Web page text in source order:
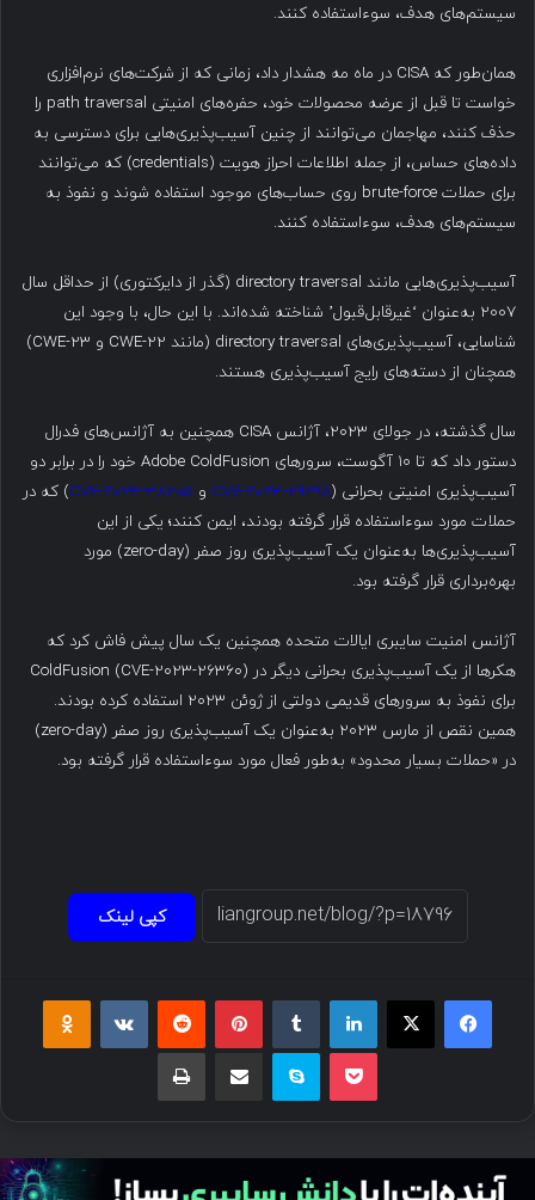
سیستم‌های هدف، سوءاستفاده کنند.
همان‌طور که CISA در ماه مه هشدار داد، زمانی که از شرکت‌های نرم‌افزاری
خواست تا قبل از عرضه محصولات خود، حفره‌های امنیتی path traversal را
حذف کنند، مهاجمان می‌توانند از چنین آسیب‌پذیری‌هایی برای دسترسی به
داده‌های حساس، از جمله اطلاعات احراز هویت (credentials) که می‌توانند
برای حملات brute-force روی حساب‌های موجود استفاده شوند و نفوذ به
سیستم‌های هدف، سوءاستفاده کنند.
آسیب‌پذیری‌هایی مانند directory traversal (گذر از دایرکتوری) از حداقل سال
۲۰۰۷ به‌عنوان ‘غیرقابل‌قبول’ شناخته شده‌اند. با این حال، با وجود این
شناسایی، آسیب‌پذیری‌های directory traversal (مانند CWE-22 و CWE-23)
همچنان از دسته‌های رایج آسیب‌پذیری هستند.
سال گذشته، در جولای ۲۰۲۳، آژانس CISA همچنین به آژانس‌های فدرال
دستور داد که تا ۱۰ آگوست، سرورهای Adobe ColdFusion خود را در برابر دو
آسیب‌پذیری امنیتی بحرانی (CVE-2023-29298 و CVE-2023-38205) که در
حملات مورد سوءاستفاده قرار گرفته بودند، ایمن کنند؛ یکی از این
آسیب‌پذیری‌ها به‌عنوان یک آسیب‌پذیری روز صفر (zero-day) مورد
بهره‌برداری قرار گرفته بود.
آژانس امنیت سایبری ایالات متحده همچنین یک سال پیش فاش کرد که
هکرها از یک آسیب‌پذیری بحرانی دیگر در ColdFusion (CVE-2023-26360)
برای نفوذ به سرورهای قدیمی دولتی از ژوئن ۲۰۲۳ استفاده کرده بودند.
همین نقص از مارس ۲۰۲۳ به‌عنوان یک آسیب‌پذیری روز صفر (zero-day)
در «حملات بسیار محدود» به‌طور فعال مورد سوءاستفاده قرار گرفته بود.
کپی لینک
فیسبوک ایکس لینکداین پینتریست
پاکت اسکایپ چاپ